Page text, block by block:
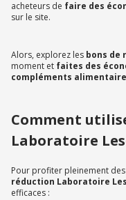
acheteurs de faire des
sur le site.
Alors, explorez les bons de
moment et faites des
compléments
Comment
Laboratoire
Pour profiter pleinement des
réduction Laboratoire
efficaces :